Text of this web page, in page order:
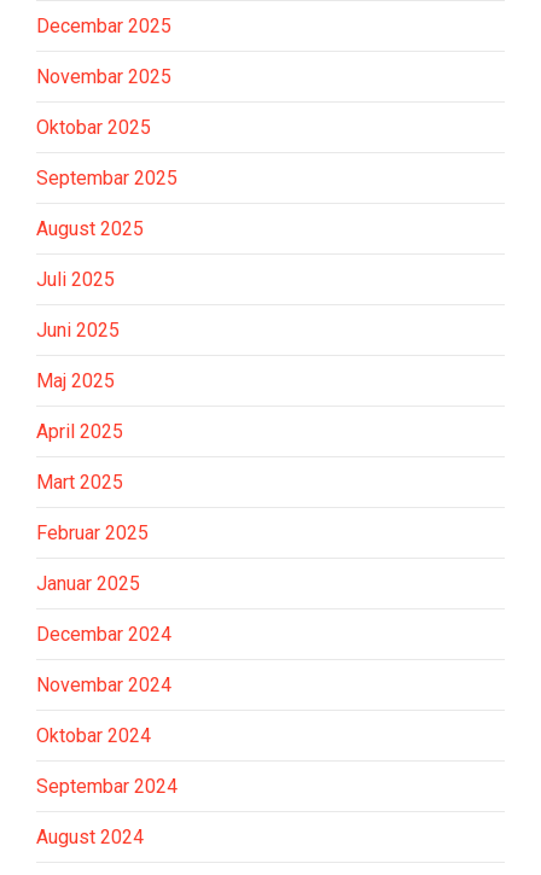
Decembar 2025
Novembar 2025
Oktobar 2025
Septembar 2025
August 2025
Juli 2025
Juni 2025
Maj 2025
April 2025
Mart 2025
Februar 2025
Januar 2025
Decembar 2024
Novembar 2024
Oktobar 2024
Septembar 2024
August 2024